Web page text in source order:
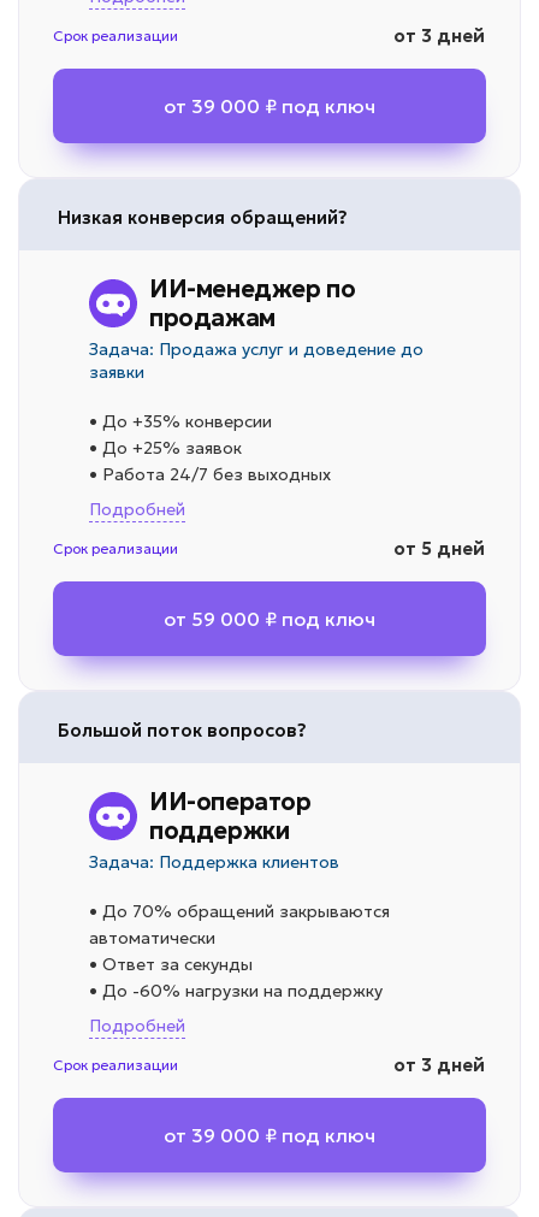
Срок реализации от 3 дней
от 39 000 ₽ под ключ
Низкая конверсия обращений?
ИИ-менеджер по
продажам
Задача: Продажа услуг и доведение до
заявки
• До +35% конверсии
• До +25% заявок
• Работа 24/7 без выходных
Подробней
Срок реализации от 5 дней
от 59 000 ₽ под ключ
Большой поток вопросов?
ИИ-оператор
поддержки
Задача: Поддержка клиентов
• До 70% обращений закрываются
автоматически
• Ответ за секунды
• До -60% нагрузки на поддержку
Подробней
Срок реализации от 3 дней
от 39 000 ₽ под ключ